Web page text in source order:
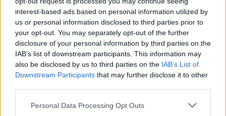
interest-based ads based on personal information utilized by
us or personal information disclosed to third parties prior to
your opt-out. You may separately opt-out of the further
disclosure of your personal information by third parties on the
IAB’s list of downstream participants. This information may
also be disclosed by us to third parties on the IAB’s List of
Downstream Participants that may further disclose it to other
Personal Data Processing Opt Outs